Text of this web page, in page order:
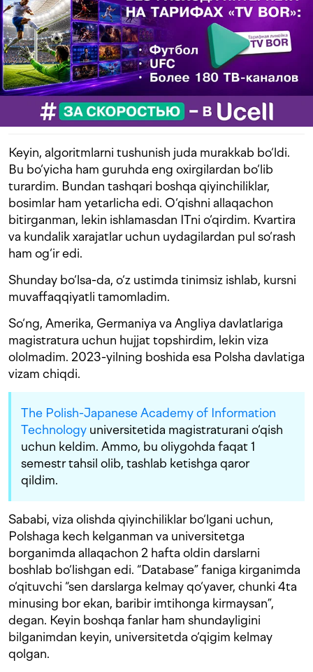
Keyin, algoritmlarni tushunish juda murakkab bo‘ldi.
Bu bo‘yicha ham guruhda eng oxirgilardan bo‘lib
turardim. Bundan tashqari boshqa qiyinchiliklar,
bosimlar ham yetarlicha edi. O‘qishni allaqachon
bitirganman, lekin ishlamasdan ITni o‘qirdim. Kvartira
va kundalik xarajatlar uchun uydagilardan pul so‘rash
ham og‘ir edi.
Shunday bo‘lsa-da, o‘z ustimda tinimsiz ishlab, kursni
muvaffaqqiyatli tamomladim.
So‘ng, Amerika, Germaniya va Angliya davlatlariga
magistratura uchun hujjat topshirdim, lekin viza
ololmadim. 2023-yilning boshida esa Polsha davlatiga
vizam chiqdi.
The Polish-Japanese Academy of Information
Technology universitetida magistraturani o‘qish
uchun keldim. Ammo, bu oliygohda faqat 1
semestr tahsil olib, tashlab ketishga qaror
qildim.
Sababi, viza olishda qiyinchiliklar bo‘lgani uchun,
Polshaga kech kelganman va universitetga
borganimda allaqachon 2 hafta oldin darslarni
boshlab bo‘lishgan edi. “Database” faniga kirganimda
o‘qituvchi “sen darslarga kelmay qo‘yaver, chunki 4ta
minusing bor ekan, baribir imtihonga kirmaysan”,
degan. Keyin boshqa fanlar ham shundayligini
bilganimdan keyin, universitetda o‘qigim kelmay
qolgan.